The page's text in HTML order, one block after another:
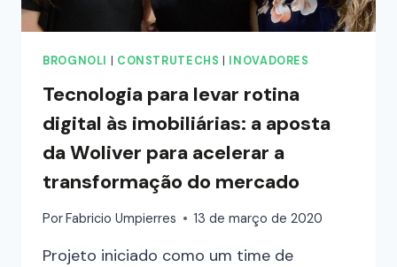
BROGNOLI CONSTRUTECHS INOVADORES
Tecnologia para levar rotina
digital às imobiliárias: a aposta
da Woliver para acelerar a
transformação do mercado
PorFabricio Umpierres 13 de março de 2020
Projeto iniciado como um time de